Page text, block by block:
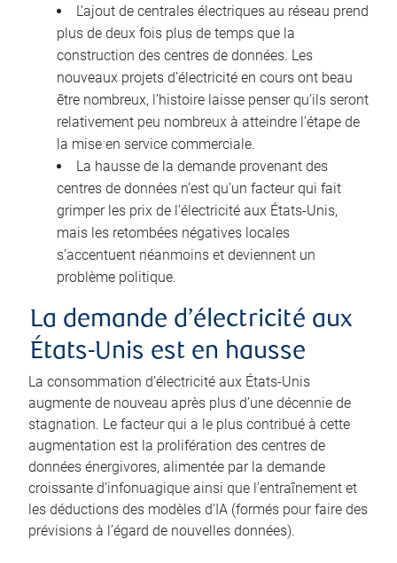
L’ajout de centrales électriques au réseau prend
plus de deux fois plus de temps que la
construction des centres de données. Les
nouveaux projets d’électricité en cours ont beau
être nombreux, l’histoire laisse penser qu’ils seront
relativement peu nombreux à atteindre l’étape de
la mise en service commerciale.
La hausse de la demande provenant des
centres de données n’est qu’un facteur qui fait
grimper les prix de l’électricité aux États-Unis,
mais les retombées négatives locales
s’accentuent néanmoins et deviennent un
problème politique.
La demande d’électricité aux
États-Unis est en hausse
La consommation d’électricité aux États-Unis
augmente de nouveau après plus d’une décennie de
stagnation. Le facteur qui a le plus contribué à cette
augmentation est la prolifération des centres de
données énergivores, alimentée par la demande
croissante d’infonuagique ainsi que l’entraînement et
les déductions des modèles d’IA (formés pour faire des
prévisions à l’égard de nouvelles données).